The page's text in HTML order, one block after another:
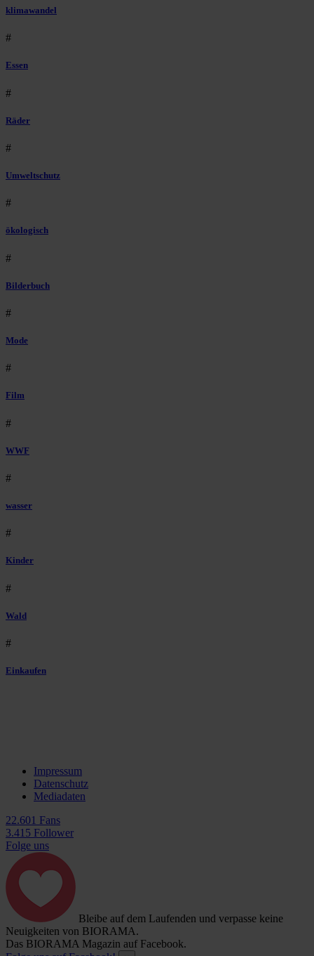
klimawandel
#
Essen
#
Räder
#
Umweltschutz
#
ökologisch
#
Bilderbuch
#
Mode
#
Film
#
WWF
#
wasser
#
Kinder
#
Wald
#
Einkaufen
Impressum
Datenschutz
Mediadaten
22.601 Fans
3.415 Follower
Folge uns
Bleibe auf dem Laufenden und verpasse keine
Neuigkeiten von BIORAMA.
Das BIORAMA Magazin auf Facebook.